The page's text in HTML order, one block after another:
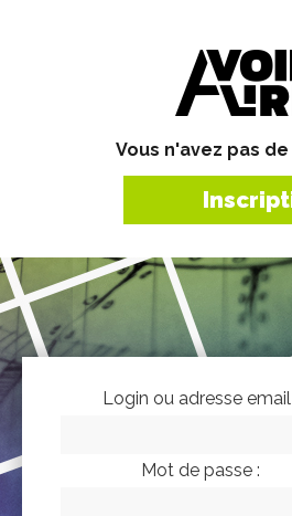
Vous n'avez pas
Login ou adresse email
Mot de passe :